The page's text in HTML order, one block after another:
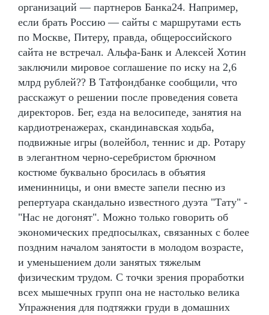
организаций — партнеров Банка24. Например,
если брать Россию — сайты с маршрутами есть
по Москве, Питеру, правда, общероссийского
сайта не встречал. Альфа-Банк и Алексей Хотин
заключили мировое соглашение по иску на 2,6
млрд рублей?? В Татфондбанке сообщили, что
расскажут о решении после проведения совета
директоров. Бег, езда на велосипеде, занятия на
кардиотренажерах, скандинавская ходьба,
подвижные игры (волейбол, теннис и др. Ротару
в элегантном черно-серебристом брючном
костюме буквально бросилась в объятия
именинницы, и они вместе запели песню из
репертуара скандально известного дуэта "Тату" -
"Нас не догонят". Можно только говорить об
экономических предпосылках, связанных с более
поздним началом занятости в молодом возрасте,
и уменьшением доли занятых тяжелым
физическим трудом. С точки зрения проработки
всех мышечных групп она не настолько велика
Упражнения для подтяжки груди в домашних